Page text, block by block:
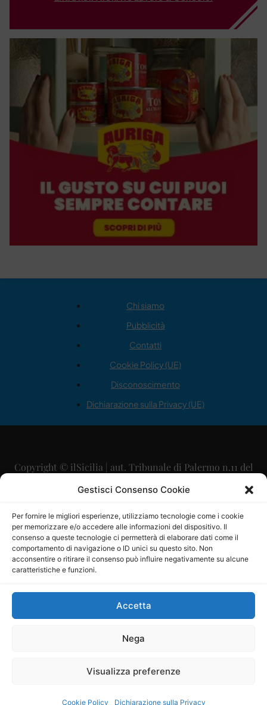
Gestisci Consenso Cookie
Per fornire le migliori esperienze, utilizziamo tecnologie come i cookie
per memorizzare e/o accedere alle informazioni del dispositivo. Il
consenso a queste tecnologie ci permetterà di elaborare dati come il
comportamento di navigazione o ID unici su questo sito. Non
acconsentire o ritirare il consenso può influire negativamente su alcune
caratteristiche e funzioni.
Accetta
Nega
Visualizza preferenze
Cookie Policy Dichiarazione sulla Privacy
Chi siamo
Pubblicità
Contatti
Cookie Policy (UE)
Disconoscimento
Dichiarazione sulla Privacy (UE)
Copyright © ilSicilia | aut. Tribunale di Palermo n.11 del
29/09/2015
Direttore Editoriale: Maurizio Scaglione
Direttore Responsabile: Maria Calabrese
P.IVA: 06334930820
Mercurio Comunicazione Società Cooperativa a r.l. è
iscritta al Registro degli Operatori di Comunicazione al
Sito gestito daLa Digitale srl–info@ladigitale.it